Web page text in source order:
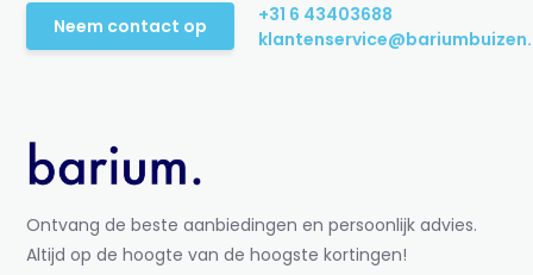
Neem contact op
+31 6 43403688
Ontvang de beste aanbiedingen en persoonlijk advies.
Altijd op de hoogte van de hoogste kortingen!